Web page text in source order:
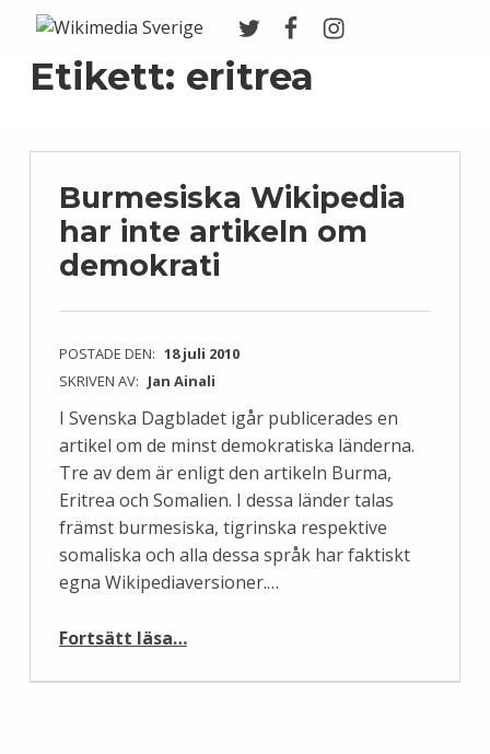
Etikett: eritrea
Burmesiska Wikipedia
har inte artikeln om
demokrati
POSTADE DEN: 18 juli 2010
SKRIVEN AV: Jan Ainali
I Svenska Dagbladet igår publicerades en
artikel om de minst demokratiska länderna.
Tre av dem är enligt den artikeln Burma,
Eritrea och Somalien. I dessa länder talas
främst burmesiska, tigrinska respektive
somaliska och alla dessa språk har faktiskt
egna Wikipediaversioner.…
Fortsätt läsa“Burmesiska Wikipedia har inte artikeln om demokrati”
…